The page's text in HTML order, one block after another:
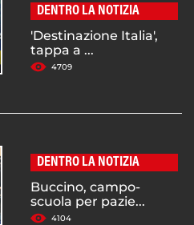
DENTRO LA NOTIZIA
'Destinazione Italia',
tappa a ...
4709
DENTRO LA NOTIZIA
Buccino, campo-
scuola per pazie...
4104